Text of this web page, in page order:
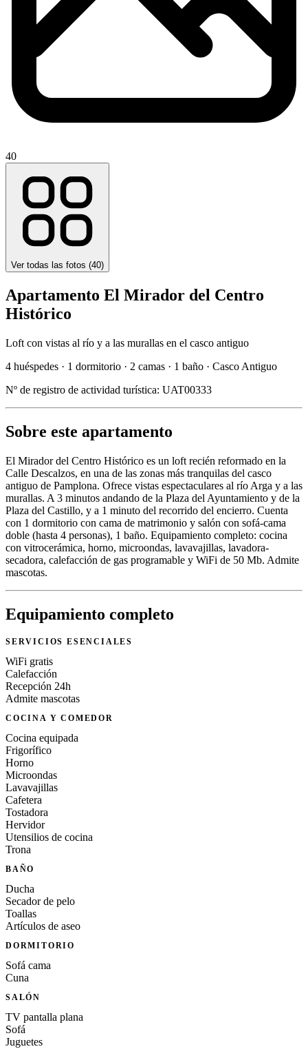
40
Ver todas las fotos (40)
Apartamento El Mirador del Centro
Histórico
Loft con vistas al río y a las murallas en el casco antiguo
4 huéspedes · 1 dormitorio · 2 camas · 1 baño · Casco Antiguo
Nº de registro de actividad turística: UAT00333
Sobre este apartamento
El Mirador del Centro Histórico es un loft recién reformado en la
Calle Descalzos, en una de las zonas más tranquilas del casco
antiguo de Pamplona. Ofrece vistas espectaculares al río Arga y a las
murallas. A 3 minutos andando de la Plaza del Ayuntamiento y de la
Plaza del Castillo, y a 1 minuto del recorrido del encierro. Cuenta
con 1 dormitorio con cama de matrimonio y salón con sofá-cama
doble (hasta 4 personas), 1 baño. Equipamiento completo: cocina
con vitrocerámica, horno, microondas, lavavajillas, lavadora-
secadora, calefacción de gas programable y WiFi de 50 Mb. Admite
mascotas.
Equipamiento completo
SERVICIOS ESENCIALES
WiFi gratis
Calefacción
Recepción 24h
Admite mascotas
COCINA Y COMEDOR
Cocina equipada
Frigorífico
Horno
Microondas
Lavavajillas
Cafetera
Tostadora
Hervidor
Utensilios de cocina
Trona
BAÑO
Ducha
Secador de pelo
Toallas
Artículos de aseo
DORMITORIO
Sofá cama
Cuna
SALÓN
TV pantalla plana
Sofá
Juguetes